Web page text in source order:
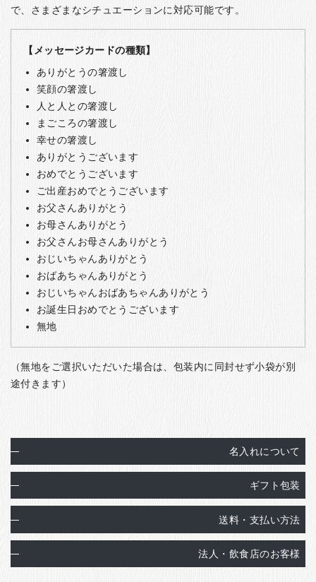
で、さまざまなシチュエーションに対応可能です。
【メッセージカードの種類】
ありがとうの箸渡し
笑顔の箸渡し
人と人との箸渡し
まごころの箸渡し
幸せの箸渡し
ありがとうございます
おめでとうございます
ご出産おめでとうございます
お父さんありがとう
お母さんありがとう
お父さんお母さんありがとう
おじいちゃんありがとう
おばあちゃんありがとう
おじいちゃんおばあちゃんありがとう
お誕生日おめでとうございます
無地
（無地をご選択いただいた場合は、包装内に同封せず小袋が別
途付きます）
名入れについて
ギフト包装
送料・支払い方法
法人・飲食店のお客様